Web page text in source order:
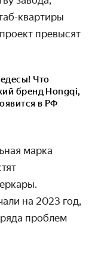
квартиры
превысят
Что
бренд Hongqi,
в РФ
марка
на 2023 год,
проблем